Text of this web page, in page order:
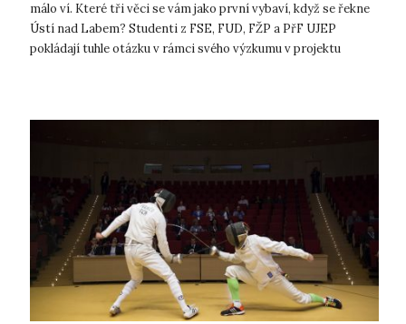
málo ví. Které tři věci se vám jako první vybaví, když se řekne
Ústí nad Labem? Studenti z FSE, FUD, FŽP a PřF UJEP
pokládají tuhle otázku v rámci svého výzkumu v projektu